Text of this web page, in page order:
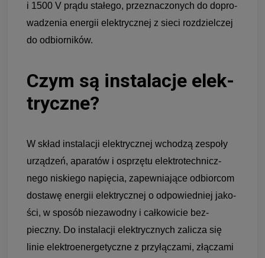
i 1500 V prądu sta­łego, prze­zna­czo­nych do dopro­
wa­dze­nia ener­gii elek­trycz­nej z sieci roz­dziel­czej
do odbior­ni­ków.
Czym są insta­la­cje elek­
tryczne?
W skład insta­la­cji elek­trycz­nej wcho­dzą zespoły
urzą­dzeń, apa­ra­tów i osprzętu elek­tro­tech­nicz­
nego niskiego napię­cia, zapew­nia­jące odbior­com
dostawę ener­gii elek­trycz­nej o odpo­wied­niej jako­
ści, w spo­sób nie­za­wodny i cał­ko­wi­cie bez­
pieczny. Do insta­la­cji elek­trycz­nych zali­cza się
linie elek­tro­ener­ge­tyczne z przy­łą­czami, złą­czami